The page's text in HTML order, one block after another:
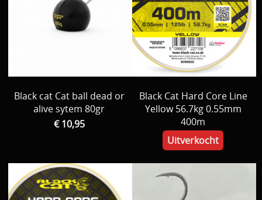
Black cat Cat ball dead or
alive sytem 80gr
€ 10,95
Black Cat Hard Core Line
Yellow 56.7kg 0.55mm
400m
Uitverkocht